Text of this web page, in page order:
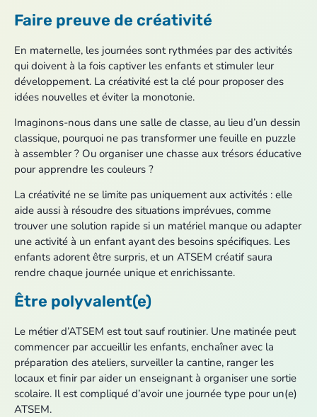
Faire preuve de créativité
En maternelle, les journées sont rythmées par des activités
qui doivent à la fois captiver les enfants et stimuler leur
développement. La créativité est la clé pour proposer des
idées nouvelles et éviter la monotonie.
Imaginons-nous dans une salle de classe, au lieu d’un dessin
classique, pourquoi ne pas transformer une feuille en puzzle
à assembler ? Ou organiser une chasse aux trésors éducative
pour apprendre les couleurs ?
La créativité ne se limite pas uniquement aux activités : elle
aide aussi à résoudre des situations imprévues, comme
trouver une solution rapide si un matériel manque ou adapter
une activité à un enfant ayant des besoins spécifiques. Les
enfants adorent être surpris, et un ATSEM créatif saura
rendre chaque journée unique et enrichissante.
Être polyvalent(e)
Le métier d’ATSEM est tout sauf routinier. Une matinée peut
commencer par accueillir les enfants, enchaîner avec la
préparation des ateliers, surveiller la cantine, ranger les
locaux et finir par aider un enseignant à organiser une sortie
scolaire. Il est compliqué d’avoir une journée type pour un(e)
ATSEM.